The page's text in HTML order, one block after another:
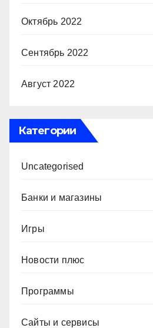
Октябрь 2022
Сентябрь 2022
Август 2022
Категории
Uncategorised
Банки и магазины
Игры
Новости плюс
Программы
Сайты и сервисы